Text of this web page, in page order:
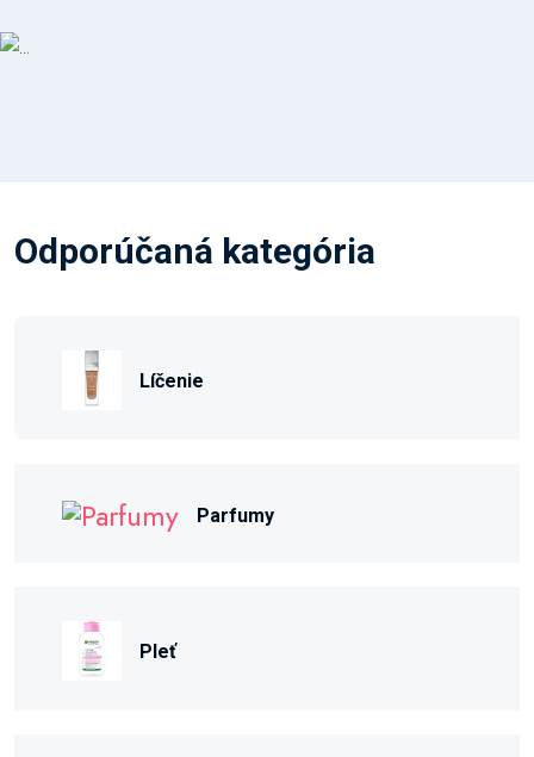
Odporúčaná kategória
Líčenie
Parfumy
Pleť